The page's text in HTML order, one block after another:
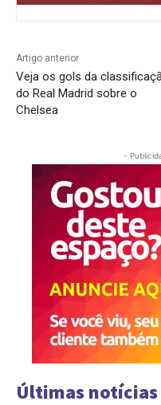
Artigo anterior
Veja os gols da
do Real Madrid sobre o
Chelsea
-
Últimas notícias